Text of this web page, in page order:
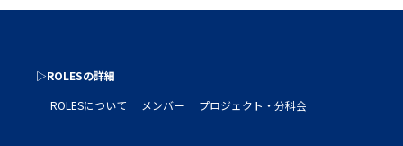
▷ROLESの詳細
ROLESについて
メンバー プロジェクト・分科会